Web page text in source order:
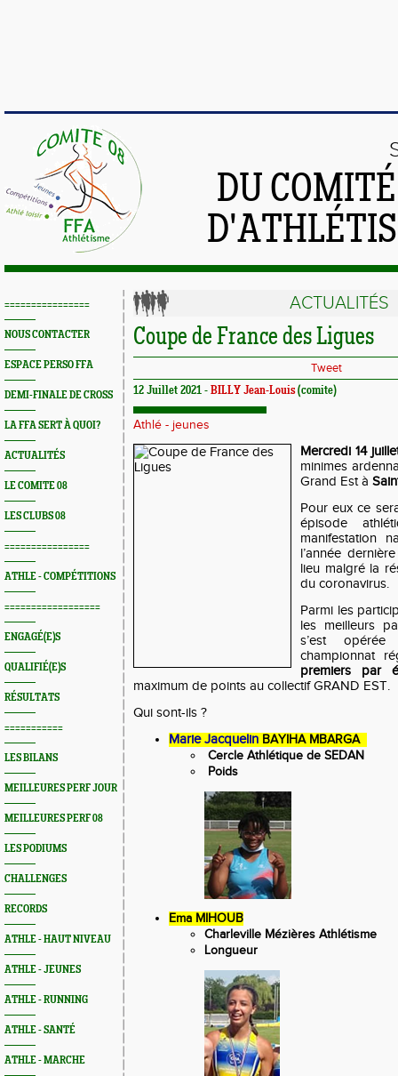
DU
================
NOUS CONTACTER
ESPACE PERSO FFA
DEMI-FINALE DE CROSS
LA FFA SERT À QUOI?
ACTUALITÉS
LE COMITE 08
LES CLUBS 08
================
ATHLE - COMPÉTITIONS
==================
ENGAGÉ(E)S
QUALIFIÉ(E)S
RÉSULTATS
===========
LES BILANS
MEILLEURES PERF JOUR
MEILLEURES PERF 08
LES PODIUMS
CHALLENGES
RECORDS
ATHLE - HAUT NIVEAU
ATHLE - JEUNES
ATHLE - RUNNING
ATHLE - SANTÉ
ATHLE - MARCHE
ACTUALITÉS
Coupe de France des Ligues
Tweet
12 Juillet 2021 - BILLY Jean-Louis(comite)
Athlé - jeunes
Mercredi 14
minimes
Grand Est à
Pour eux ce
épisode
manifestation
l’année
lieu malgré la
du coronavirus.
Parmi les
les meilleurs
s’est
championnat
premiers par
maximum de points au collectif GRAND EST.
Qui sont-ils ?
Marie Jacquelin BAYIHA MBARGA
Cercle Athlétique de SEDAN
Poids
Ema MIHOUB
Charleville Mézières Athlétisme
Longueur